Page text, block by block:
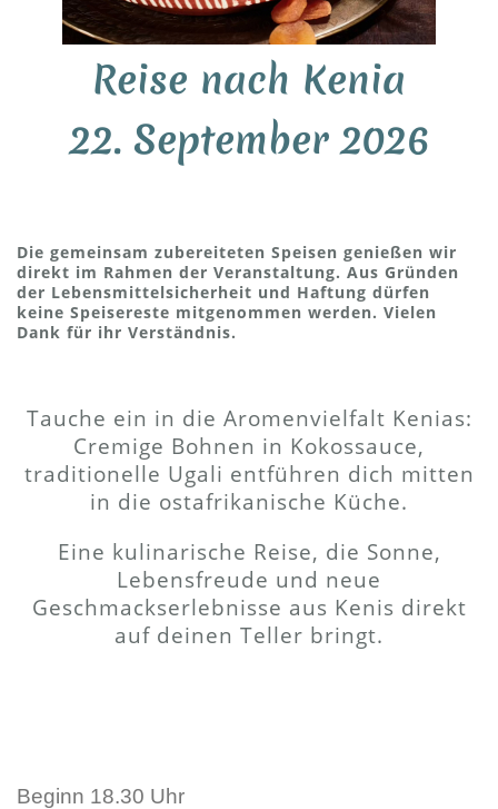
Reise nach Kenia
22. September 2026
Die gemeinsam zubereiteten Speisen genießen wir
direkt im Rahmen der Veranstaltung. Aus Gründen
der Lebensmittelsicherheit und Haftung dürfen
keine Speisereste mitgenommen werden. Vielen
Dank für ihr Verständnis.
Tauche ein in die Aromenvielfalt Kenias:
Cremige Bohnen in Kokossauce,
traditionelle Ugali entführen dich mitten
in die ostafrikanische Küche.
Eine kulinarische Reise, die Sonne,
Lebensfreude und neue
Geschmackserlebnisse aus Kenis direkt
auf deinen Teller bringt.
Beginn 18.30 Uhr